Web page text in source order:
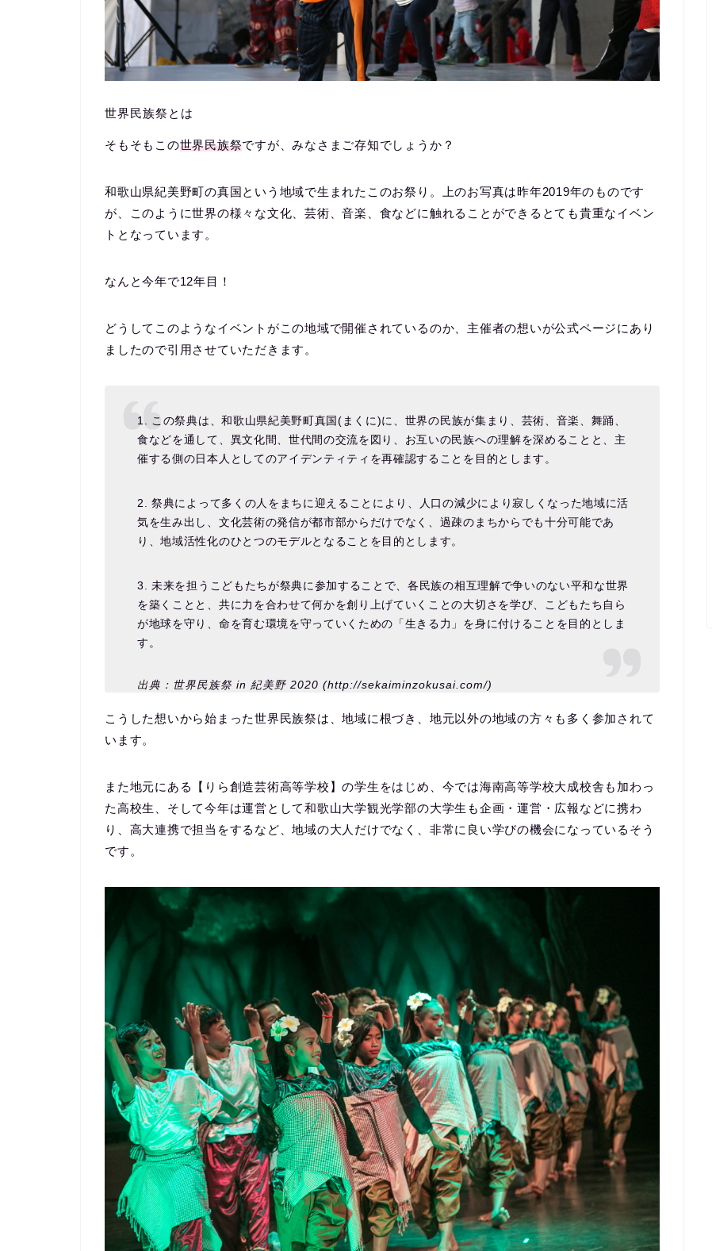
世界民族祭とは
そもそもこの世界民族祭ですが、みなさまご存知でしょうか？
和歌山県紀美野町の真国という地域で生まれたこのお祭り。上のお写真は昨年2019年のものです
が、このように世界の様々な文化、芸術、音楽、食などに触れることができるとても貴重なイベン
トとなっています。
なんと今年で12年目！
どうしてこのようなイベントがこの地域で開催されているのか、主催者の想いが公式ページにあり
ましたので引用させていただきます。
1. この祭典は、和歌山県紀美野町真国(まくに)に、世界の民族が集まり、芸術、音楽、舞踊、
食などを通して、異文化間、世代間の交流を図り、お互いの民族への理解を深めることと、主
催する側の日本人としてのアイデンティティを再確認することを目的とします。
2. 祭典によって多くの人をまちに迎えることにより、人口の減少により寂しくなった地域に活
気を生み出し、文化芸術の発信が都市部からだけでなく、過疎のまちからでも十分可能であ
り、地域活性化のひとつのモデルとなることを目的とします。
3. 未来を担うこどもたちが祭典に参加することで、各民族の相互理解で争いのない平和な世界
を築くことと、共に力を合わせて何かを創り上げていくことの大切さを学び、こどもたち自ら
が地球を守り、命を育む環境を守っていくための「生きる力」を身に付けることを目的としま
す。
出典：世界民族祭 in 紀美野 2020 (http://sekaiminzokusai.com/)
こうした想いから始まった世界民族祭は、地域に根づき、地元以外の地域の方々も多く参加されて
います。
また地元にある【りら創造芸術高等学校】の学生をはじめ、今では海南高等学校大成校舎も加わっ
た高校生、そして今年は運営として和歌山大学観光学部の大学生も企画・運営・広報などに携わ
り、高大連携で担当をするなど、地域の大人だけでなく、非常に良い学びの機会になっているそう
です。